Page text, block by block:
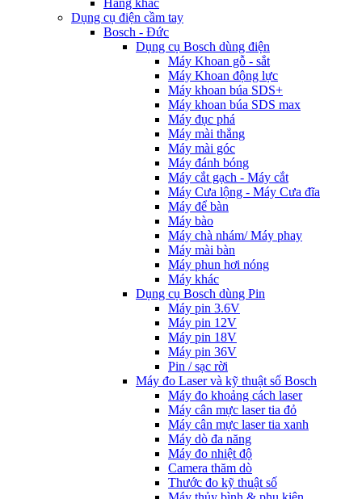
Dụng cụ điện cầm tay
Bosch - Đức
Dụng cụ Bosch dùng điện
Máy Khoan gỗ - sắt
Máy Khoan động lực
Máy khoan búa SDS+
Máy khoan búa SDS max
Máy đục phá
Máy mài thẳng
Máy mài góc
Máy đánh bóng
Máy cắt gạch - Máy cắt
Máy Cưa lộng - Máy Cưa đĩa
Máy để bàn
Máy bào
Máy chà nhám/ Máy phay
Máy mài bàn
Máy phun hơi nóng
Máy khác
Dụng cụ Bosch dùng Pin
Máy pin 3.6V
Máy pin 12V
Máy pin 18V
Máy pin 36V
Pin / sạc rời
Máy đo Laser và kỹ thuật số Bosch
Máy đo khoảng cách laser
Máy cân mực laser tia đỏ
Máy cân mực laser tia xanh
Máy dò đa năng
Máy đo nhiệt độ
Camera thăm dò
Thước đo kỹ thuật số